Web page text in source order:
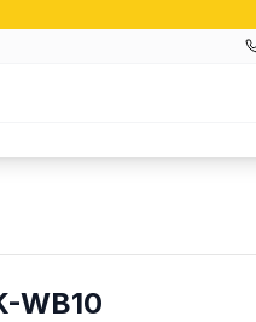
WB10